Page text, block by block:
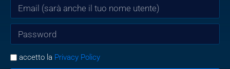
accetto la Privacy Policy